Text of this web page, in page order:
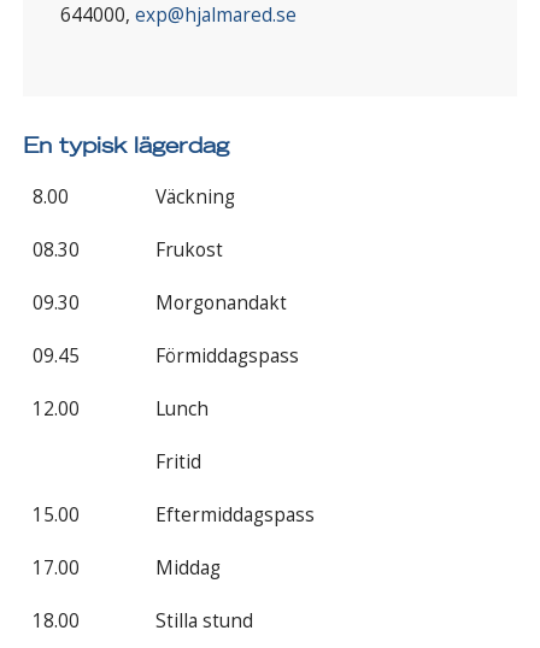
644000, exp@hjalmared.se
En typisk lägerdag
8.00 Väckning
08.30 Frukost
09.30 Morgonandakt
09.45 Förmiddagspass
12.00 Lunch
Fritid
15.00 Eftermiddagspass
17.00 Middag
18.00 Stilla stund